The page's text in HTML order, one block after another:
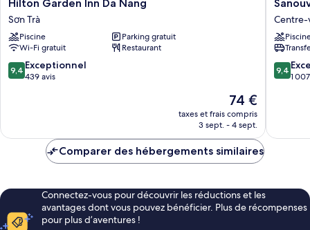
Garden
Inn
Da
Nang
Sơn
Trà
Hilton Garden Inn Da Nang
Sơn Trà
Piscine
Parking gratuit
Wi-Fi gratuit
Restaurant
9.4
sur
9,4 Exceptionnel
439 avis
Le
nouveau
prix
de
74 €
taxes et frais compris
3 sept. - 4 sept.
Danang
Hotel
Centre-
ville
de
Da
Centre-
9.4
sur
9,4
1
Comparer des hébergements similaires
Connectez-vous pour découvrir les réductions et les
avantages dont vous pouvez bénéficier. Plus de récompenses
pour plus d’aventures !